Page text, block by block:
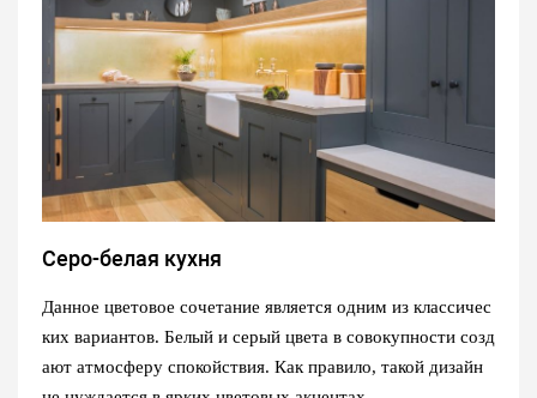
Серо-белая кухня
Данное цветовое сочетание является одним из классичес
ких вариантов. Белый и серый цвета в совокупности созд
ают атмосферу спокойствия. Как правило, такой дизайн